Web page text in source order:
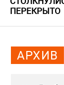
ПЕРЕКРЫТО
АРХИВ